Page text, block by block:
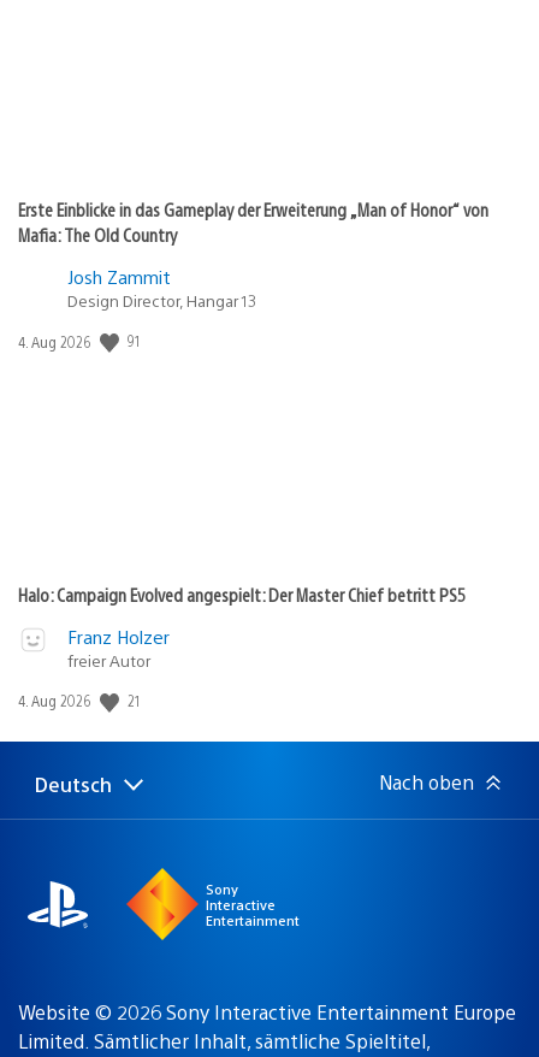
Erste Einblicke in das Gameplay der Erweiterung „Man of Honor“ von
Mafia: The Old Country
Josh Zammit
Design Director, Hangar 13
Veröffentlichungsdatum:
4. Aug 2026 91
Halo: Campaign Evolved angespielt: Der Master Chief betritt PS5
Franz Holzer
freier Autor
Veröffentlichungsdatum:
4. Aug 2026 21
Select
Aktuelle
Deutsch Nach oben
Sony
Interactive
Entertainment
Website © 2026 Sony Interactive Entertainment Europe
Limited. Sämtlicher Inhalt, sämtliche Spieltitel,